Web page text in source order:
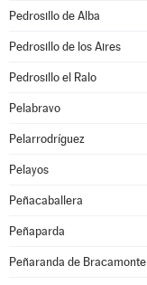
Pedrosillo de Alba
Pedrosillo de los Aires
Pedrosillo el Ralo
Pelabravo
Pelarrodríguez
Pelayos
Peñacaballera
Peñaparda
Peñaranda de Bracamonte